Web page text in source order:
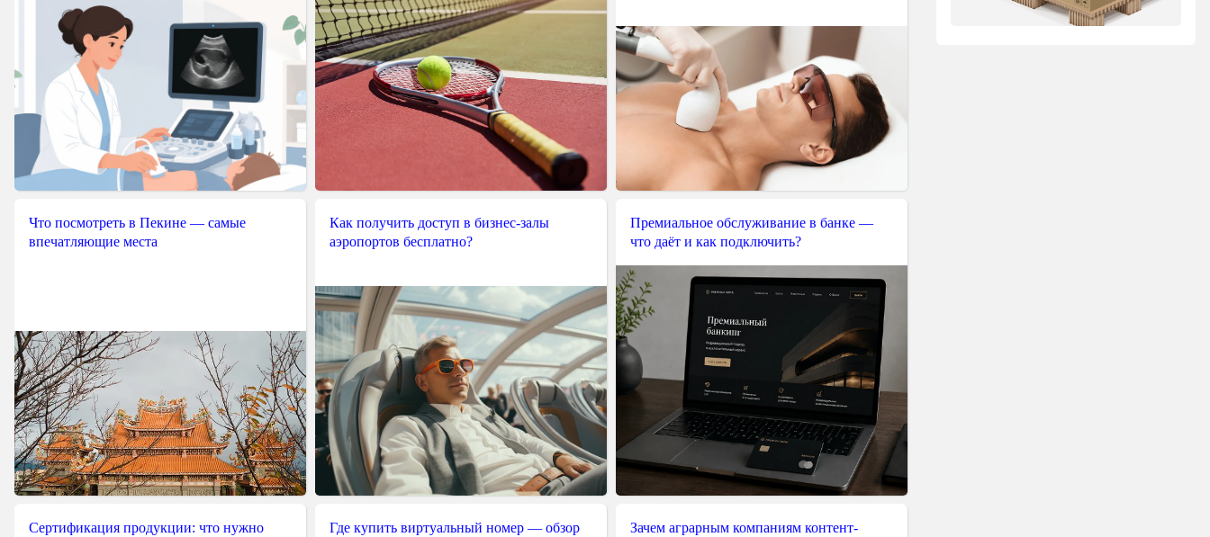
Что посмотреть в Пекине — самые
впечатляющие места
Как получить доступ в бизнес-залы
аэропортов бесплатно?
Премиальное обслуживание в банке —
что даёт и как подключить?
Сертификация продукции: что нужно
Где купить виртуальный номер — обзор
Зачем аграрным компаниям контент-